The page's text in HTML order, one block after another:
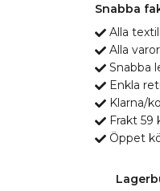
Snabba
Alla
Alla
Snabba
Enkla
Klarna/
Frakt 59
Öppet